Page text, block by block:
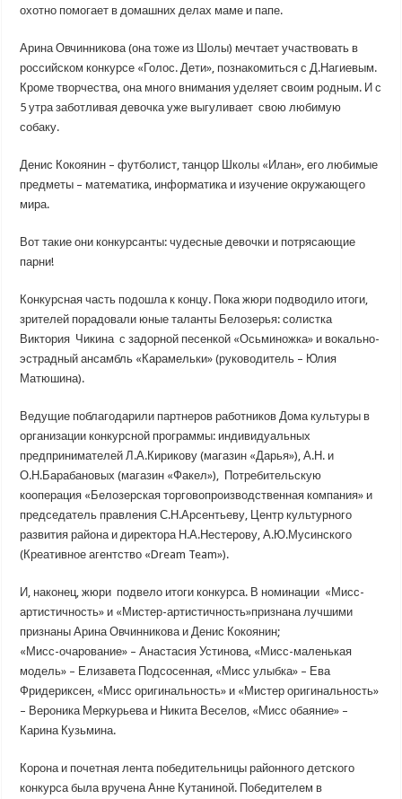
охотно помогает в домашних делах маме и папе.
Арина Овчинникова (она тоже из Шолы) мечтает участвовать в
российском конкурсе «Голос. Дети», познакомиться с Д.Нагиевым.
Кроме творчества, она много внимания уделяет своим родным. И с
5 утра заботливая девочка уже выгуливает свою любимую
собаку.
Денис Кокоянин – футболист, танцор Школы «Илан», его любимые
предметы – математика, информатика и изучение окружающего
мира.
Вот такие они конкурсанты: чудесные девочки и потрясающие
парни!
Конкурсная часть подошла к концу. Пока жюри подводило итоги,
зрителей порадовали юные таланты Белозерья: солистка
Виктория Чикина с задорной песенкой «Осьминожка» и вокально-
эстрадный ансамбль «Карамельки» (руководитель – Юлия
Матюшина).
Ведущие поблагодарили партнеров работников Дома культуры в
организации конкурсной программы: индивидуальных
предпринимателей Л.А.Кирикову (магазин «Дарья»), А.Н. и
О.Н.Барабановых (магазин «Факел»), Потребительскую
кооперация «Белозерская торговопроизводственная компания» и
председатель правления С.Н.Арсентьеву, Центр культурного
развития района и директора Н.А.Нестерову, А.Ю.Мусинского
(Креативное агентство «Dream Team»).
И, наконец, жюри подвело итоги конкурса. В номинации «Мисс-
артистичность» и «Мистер-артистичность»признана лучшими
признаны Арина Овчинникова и Денис Кокоянин;
«Мисс-очарование» – Анастасия Устинова, «Мисс-маленькая
модель» – Елизавета Подсосенная, «Мисс улыбка» – Ева
Фридериксен, «Мисс оригинальность» и «Мистер оригинальность»
– Вероника Меркурьева и Никита Веселов, «Мисс обаяние» –
Карина Кузьмина.
Корона и почетная лента победительницы районного детского
конкурса была вручена Анне Кутаниной. Победителем в